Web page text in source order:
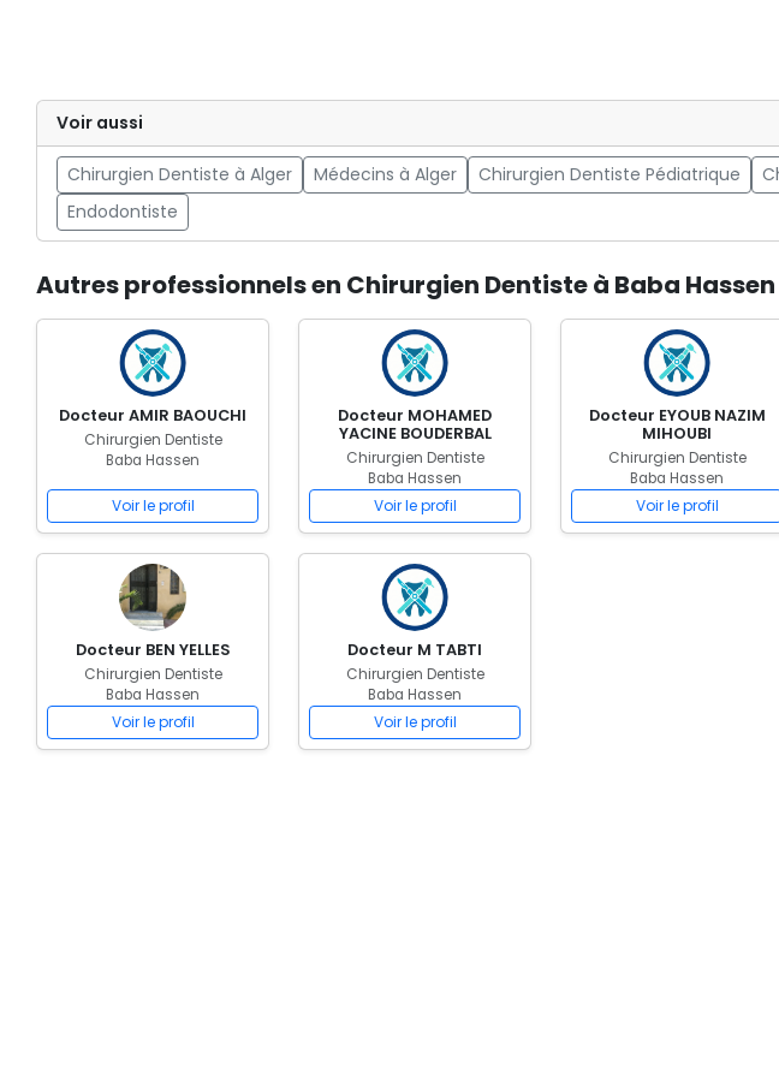
Voir aussi
Chirurgien Dentiste à Alger Médecins à Alger Chirurgien Dentiste Pédiatrique
Endodontiste
Autres professionnels en Chirurgien Dentiste à Baba Hassen
Docteur AMIR BAOUCHI
Chirurgien Dentiste
Baba Hassen
Voir le profil
Docteur MOHAMED
YACINE BOUDERBAL
Chirurgien Dentiste
Baba Hassen
Voir le profil
Docteur EYOUB NAZIM
MIHOUBI
Chirurgien Dentiste
Baba Hassen
Voir le profil
Docteur BEN YELLES
Chirurgien Dentiste
Baba Hassen
Voir le profil
Docteur M TABTI
Chirurgien Dentiste
Baba Hassen
Voir le profil